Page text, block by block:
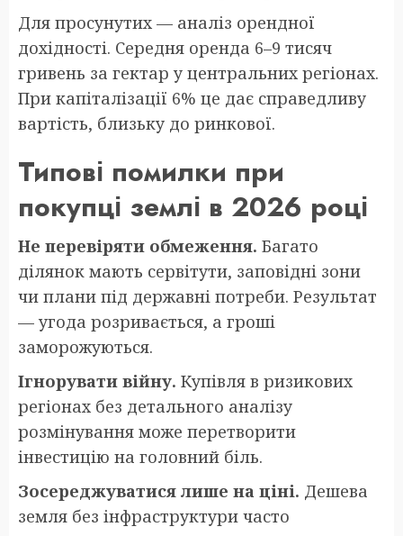
Для просунутих — аналіз орендної
дохідності. Середня оренда 6–9 тисяч
гривень за гектар у центральних регіонах.
При капіталізації 6% це дає справедливу
вартість, близьку до ринкової.
Типові помилки при
покупці землі в 2026 році
Не перевіряти обмеження. Багато
ділянок мають сервітути, заповідні зони
чи плани під державні потреби. Результат
— угода розривається, а гроші
заморожуються.
Ігнорувати війну. Купівля в ризикових
регіонах без детального аналізу
розмінування може перетворити
інвестицію на головний біль.
Зосереджуватися лише на ціні. Дешева
земля без інфраструктури часто